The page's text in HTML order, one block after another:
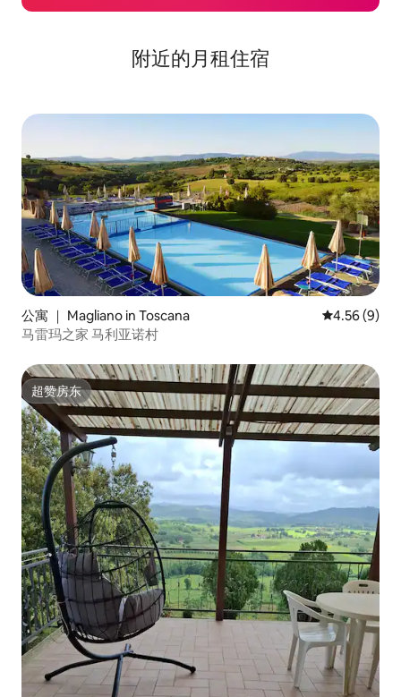
附近的月租住宿
公寓 ｜ Magliano in Toscana 平均评分
4.56 (9)
马雷玛之家 马利亚诺村
超赞房东
超赞房东